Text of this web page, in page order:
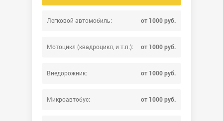
Легковой автомобиль: от 1000 руб.
Мотоцикл (квадроцикл, и т.п.): от 1000 руб.
Внедорожник: от 1000 руб.
Микроавтобус: от 1000 руб.